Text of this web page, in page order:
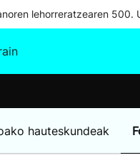
lehorreratzearen 500.
hauteskundeak